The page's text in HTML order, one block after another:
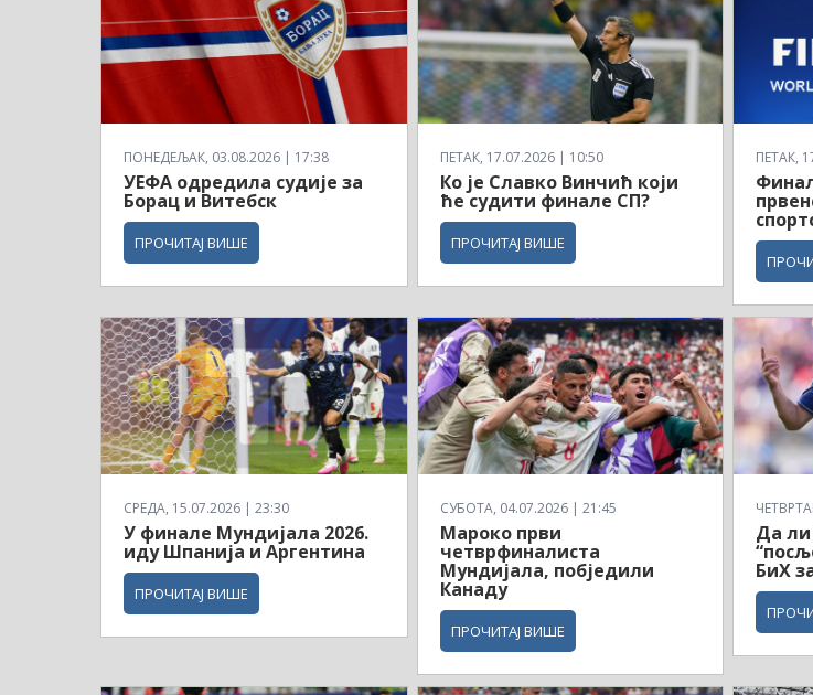
ПОНЕДЕЉАК, 03.08.2026 | 17:38
УЕФА одредила судије за
Борац и Витебск
ПРОЧИТАЈ ВИШЕ
ПЕТАК, 17.07.2026 | 10:50
Ко је Славко Винчић који
ће судити финале СП?
ПРОЧИТАЈ ВИШЕ
ПЕТАК,
СРЕДА, 15.07.2026 | 23:30
У финале Мундијала 2026.
иду Шпанија и Аргентина
ПРОЧИТАЈ ВИШЕ
СУБОТА, 04.07.2026 | 21:45
Мароко први
четврфиналиста
Мундијала, побједили
Канаду
ПРОЧИТАЈ ВИШЕ
Да ли
БиХ